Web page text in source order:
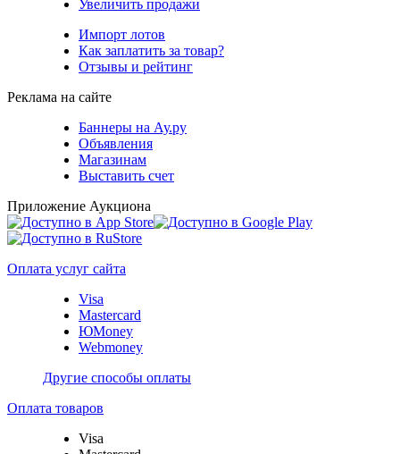
Увеличить продажи
Импорт лотов
Как заплатить за товар?
Отзывы и рейтинг
Реклама на сайте
Баннеры на Ау.ру
Объявления
Магазинам
Выставить счет
Приложение Аукциона
Оплата услуг сайта
Visa
Mastercard
ЮMoney
Webmoney
Другие способы оплаты
Оплата товаров
Visa